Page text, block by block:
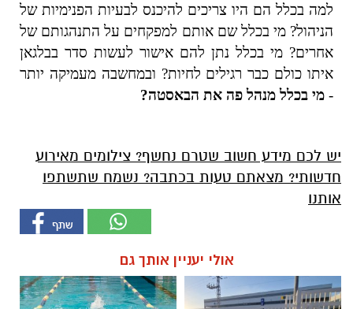
למה בכלל הם היו צריכים להיכנס לבעיות הפנימיות של
הניהול? מי בכלל שם אותם למפקחים על התנהגותם של
אחרים? מי בכלל נתן להם אישור לעשות סדר בבלגאן
איתו כולם כבר רגילים לחיות? ובמחשבה מעמיקה יותר
- מי בכלל מנהל פה את הבאסטה?
יש לכם מידע חשוב שטרם נחשף? צילומים מאירוע
חדשותי? מצאתם טעות בכתבה? נשמח שתשתפו
אותנו
אולי יעניין אותך גם